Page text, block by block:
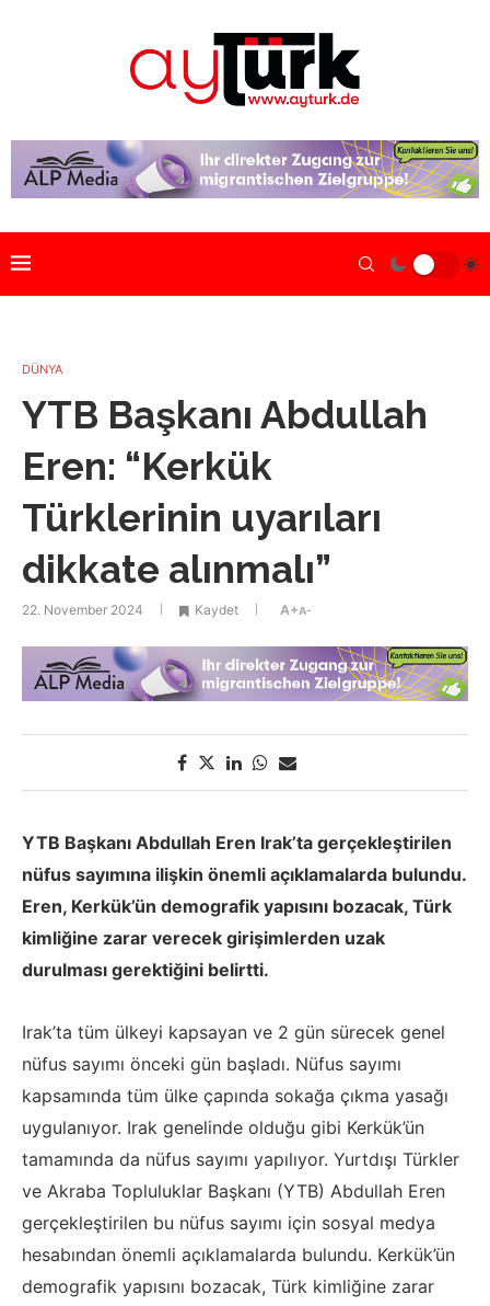
DÜNYA
YTB Başkanı Abdullah
Eren: “Kerkük
Türklerinin uyarıları
dikkate alınmalı”
22. November 2024 Kaydet A+A-
YTB Başkanı Abdullah Eren Irak’ta gerçekleştirilen
nüfus sayımına ilişkin önemli açıklamalarda bulundu.
Eren, Kerkük’ün demografik yapısını bozacak, Türk
kimliğine zarar verecek girişimlerden uzak
durulması gerektiğini belirtti.
Irak’ta tüm ülkeyi kapsayan ve 2 gün sürecek genel
nüfus sayımı önceki gün başladı. Nüfus sayımı
kapsamında tüm ülke çapında sokağa çıkma yasağı
uygulanıyor. Irak genelinde olduğu gibi Kerkük’ün
tamamında da nüfus sayımı yapılıyor. Yurtdışı Türkler
ve Akraba Topluluklar Başkanı (YTB) Abdullah Eren
gerçekleştirilen bu nüfus sayımı için sosyal medya
hesabından önemli açıklamalarda bulundu. Kerkük’ün
demografik yapısını bozacak, Türk kimliğine zarar